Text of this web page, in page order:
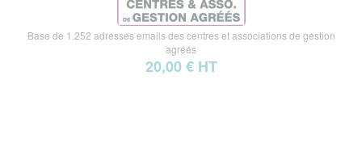
Base de 1.252 adresses emails des centres et associations de gestion
agréés
20,00 € HT